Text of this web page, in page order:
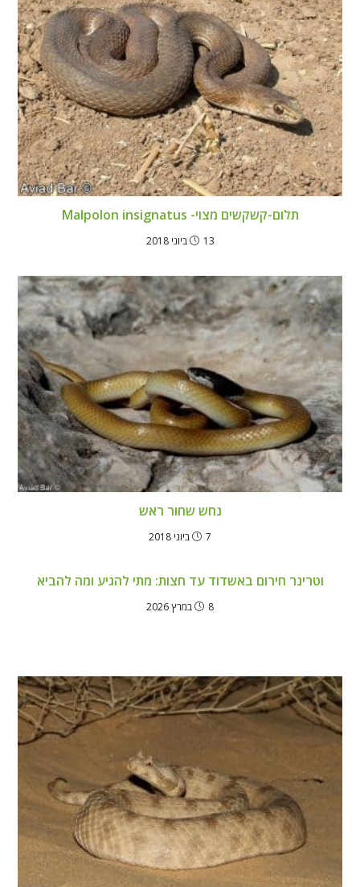
תלום-קשקשים מצוי- Malpolon insignatus
13 ביוני 2018
נחש שחור ראש
7 ביוני 2018
וטרינר חירום באשדוד עד חצות: מתי להגיע ומה להביא
8 במרץ 2026